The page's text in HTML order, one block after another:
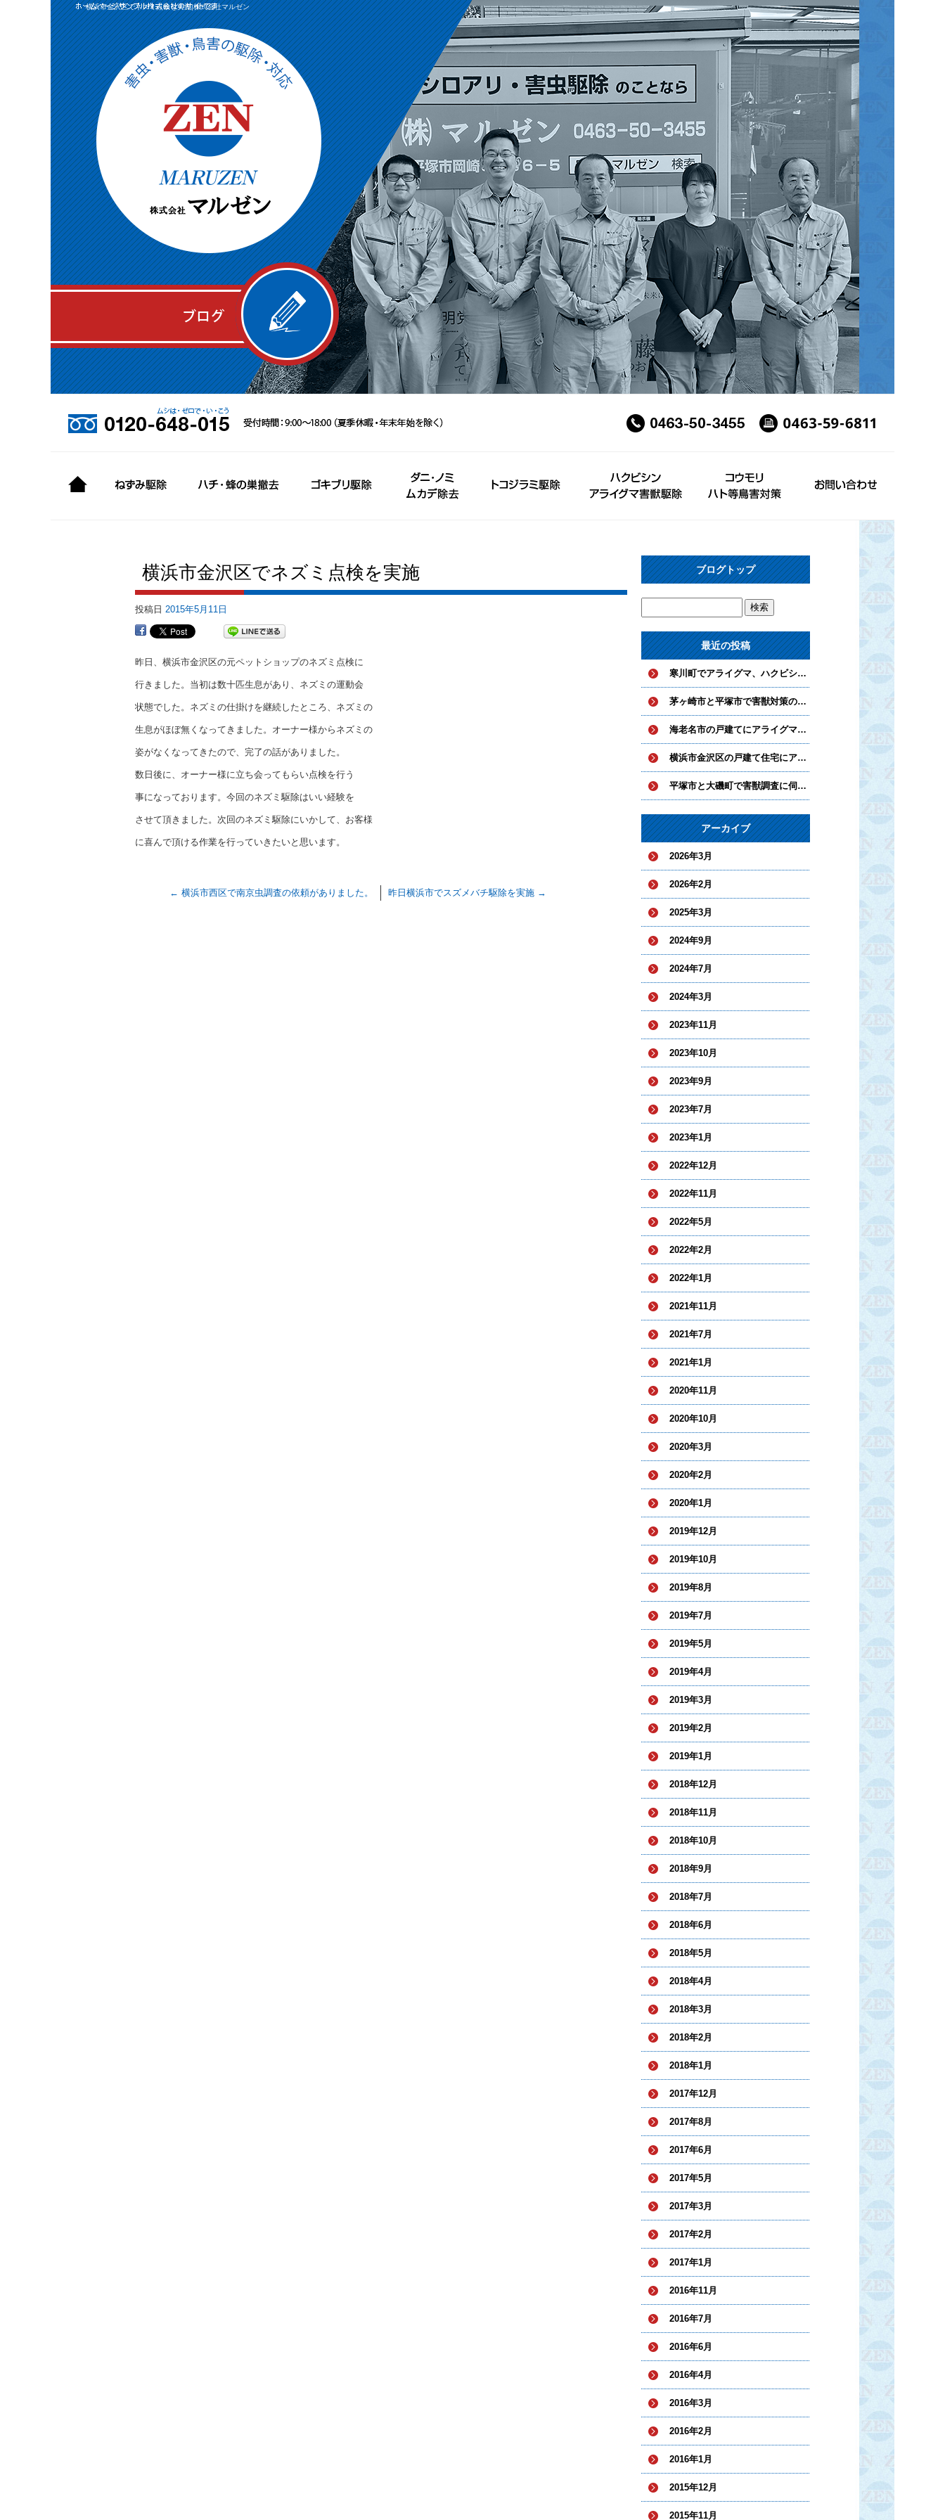
横浜市金沢区でネズミ点検を実施|株式会社マルゼン
横浜市金沢区でネズミ点検を実施
投稿日 2015年5月11日
昨日、横浜市金沢区の元ペットショップのネズミ点検に
行きました。当初は数十匹生息があり、ネズミの運動会
状態でした。ネズミの仕掛けを継続したところ、ネズミの
生息がほぼ無くなってきました。オーナー様からネズミの
姿がなくなってきたので、完了の話がありました。
数日後に、オーナー様に立ち会ってもらい点検を行う
事になっております。今回のネズミ駆除はいい経験を
させて頂きました。次回のネズミ駆除にいかして、お客様
に喜んで頂ける作業を行っていきたいと思います。
← 横浜市西区で南京虫調査の依頼がありました。 昨日横浜市でスズメバチ駆除を実施 →
ブログトップ
最近の投稿
寒川町でアライグマ、ハクビシンとネズミ対策を実施中
茅ヶ崎市と平塚市で害獣対策の工事を実施
海老名市の戸建てにアライグマとハクビシンが侵入していました。
横浜市金沢区の戸建て住宅にアライグマが侵入
平塚市と大磯町で害獣調査に伺いました。
アーカイブ
2026年3月
2026年2月
2025年3月
2024年9月
2024年7月
2024年3月
2023年11月
2023年10月
2023年9月
2023年7月
2023年1月
2022年12月
2022年11月
2022年5月
2022年2月
2022年1月
2021年11月
2021年7月
2021年1月
2020年11月
2020年10月
2020年3月
2020年2月
2020年1月
2019年12月
2019年10月
2019年8月
2019年7月
2019年5月
2019年4月
2019年3月
2019年2月
2019年1月
2018年12月
2018年11月
2018年10月
2018年9月
2018年7月
2018年6月
2018年5月
2018年4月
2018年3月
2018年2月
2018年1月
2017年12月
2017年8月
2017年6月
2017年5月
2017年3月
2017年2月
2017年1月
2016年11月
2016年7月
2016年6月
2016年4月
2016年3月
2016年2月
2016年1月
2015年12月
2015年11月